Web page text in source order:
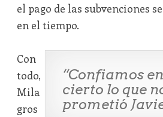
el pago de las subvenciones
en el tiempo.
“Confiamos
cierto lo que
prometió
Con
todo,
Mila
gros